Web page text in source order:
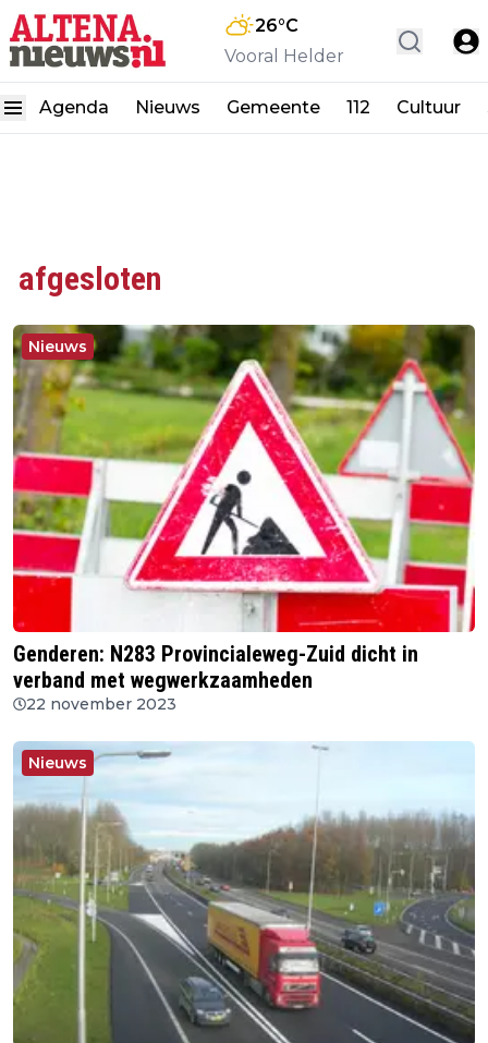
26°C
Vooral Helder
Agenda Nieuws Gemeente 112 Cultuur
afgesloten
Nieuws
Genderen: N283 Provincialeweg-Zuid dicht in
verband met wegwerkzaamheden
22 november 2023
Nieuws